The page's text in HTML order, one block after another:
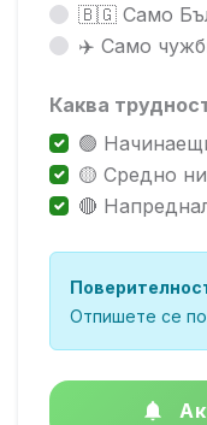
🇧🇬 Само
✈️ Само
Каква
🟢
🟡 Средно
🔴
Отпишете се